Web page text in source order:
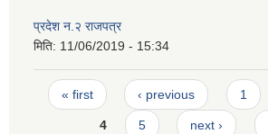
प्रदेश न.२ राजपत्र
मिति: 11/06/2019 - 15:34
Pages
« first ‹ previous 1
4 5 next ›